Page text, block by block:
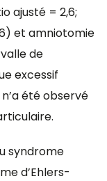
ajusté = 2,6;
et amniotomie
de
excessif
été observé
syndrome
d’Ehlers-